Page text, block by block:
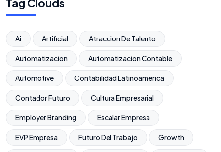
Tag Clouds
Ai Artificial Atraccion De Talento
Automatizacion Automatizacion Contable
Automotive Contabilidad Latinoamerica
Contador Futuro Cultura Empresarial
Employer Branding Escalar Empresa
EVP Empresa Futuro Del Trabajo Growth